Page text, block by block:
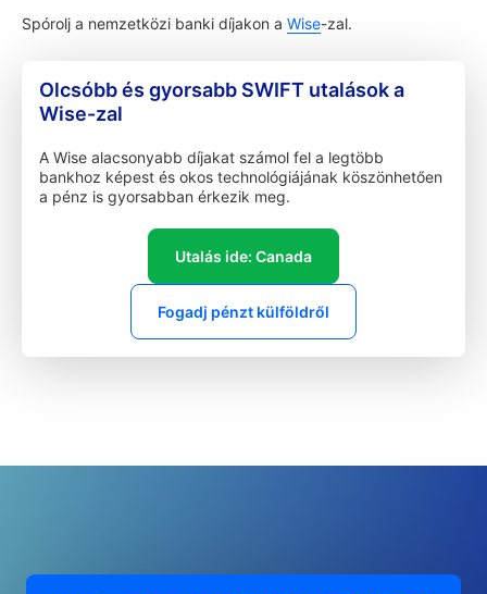
Spórolj a nemzetközi banki díjakon a Wise-zal.
Olcsóbb és gyorsabb SWIFT utalások a
Wise-zal
A Wise alacsonyabb díjakat számol fel a legtöbb
bankhoz képest és okos technológiájának köszönhetően
a pénz is gyorsabban érkezik meg.
Utalás ide: Canada
Fogadj pénzt külföldről